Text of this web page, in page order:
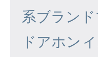
系ブラン
ドアホン